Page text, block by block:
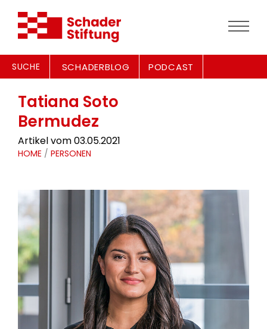
SUCHE SCHADERBLOG PODCAST
Tatiana Soto
Bermudez
Artikel vom 03.05.2021
HOME / PERSONEN